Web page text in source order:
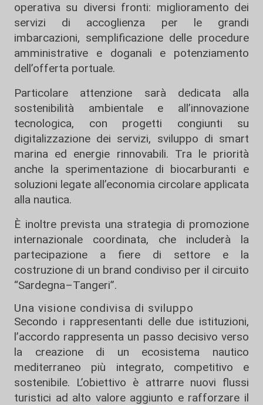
operativa su diversi fronti: miglioramento dei
servizi di accoglienza per le grandi
imbarcazioni, semplificazione delle procedure
amministrative e doganali e potenziamento
dell’offerta portuale.
Particolare attenzione sarà dedicata alla
sostenibilità ambientale e all’innovazione
tecnologica, con progetti congiunti su
digitalizzazione dei servizi, sviluppo di smart
marina ed energie rinnovabili. Tra le priorità
anche la sperimentazione di biocarburanti e
soluzioni legate all’economia circolare applicata
alla nautica.
È inoltre prevista una strategia di promozione
internazionale coordinata, che includerà la
partecipazione a fiere di settore e la
costruzione di un brand condiviso per il circuito
“Sardegna–Tangeri”.
Una visione condivisa di sviluppo
Secondo i rappresentanti delle due istituzioni,
l’accordo rappresenta un passo decisivo verso
la creazione di un ecosistema nautico
mediterraneo più integrato, competitivo e
sostenibile. L’obiettivo è attrarre nuovi flussi
turistici ad alto valore aggiunto e rafforzare il